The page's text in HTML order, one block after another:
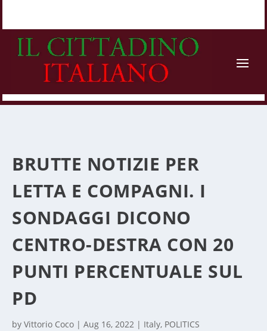
BRUTTE NOTIZIE PER
LETTA E COMPAGNI. I
SONDAGGI DICONO
CENTRO-DESTRA CON 20
PUNTI PERCENTUALE SUL
PD
byVittorio Coco |Aug 16, 2022 | Italy, POLITICS